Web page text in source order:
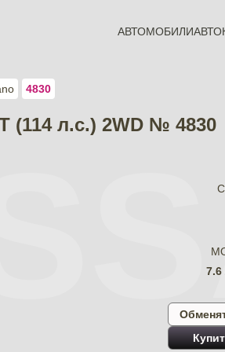
АВТОМОБИЛИ
4830
(114 л.с.) 2WD № 4830